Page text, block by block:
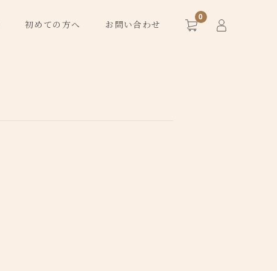
初めての方へ お問い合わせ
0